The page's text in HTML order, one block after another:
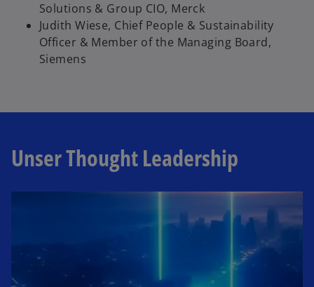
Solutions & Group CIO, Merck
Judith Wiese, Chief People & Sustainability
Officer & Member of the Managing Board,
Siemens
Unser Thought Leadership